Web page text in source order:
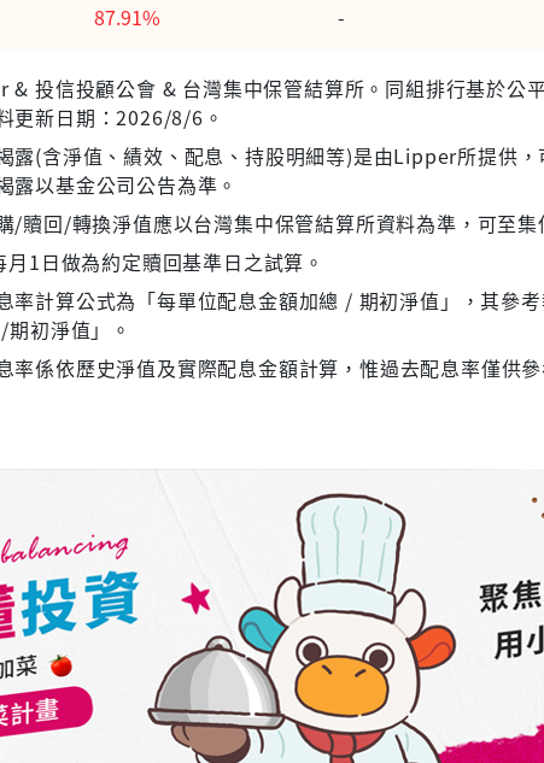
87.91% -
& 投信投顧公會 & 台灣集中保管結算所。同組排行基於公
更新日期：2026/8/6。
露(含淨值、績效、配息、持股明細等)是由Lipper所提供
露以基金公司公告為準。
/贖回/轉換淨值應以台灣集中保管結算所資料為準，可至集
月1日做為約定贖回基準日之試算。
率計算公式為「每單位配息金額加總 / 期初淨值」，其參
初淨值」。
率係依歷史淨值及實際配息金額計算，惟過去配息率僅供